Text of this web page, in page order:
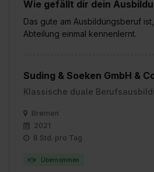
Wie gefällt dir dein
Das gute am Ausbildungsberuf
Abteilung einmal kennenlernt.
Suding & Soeken GmbH &
Klassische duale
Bremen
2021
8 Std. pro Tag
Übernommen